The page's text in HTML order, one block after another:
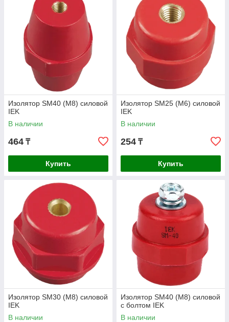
Изолятор SM40 (М8) силовой
IEK
В наличии
464 ₸
Купить
Изолятор SM25 (М6) силовой
IEK
В наличии
254 ₸
Купить
Изолятор SM30 (М8) силовой
IEK
В наличии
Изолятор SM40 (М8) силовой
с болтом IEK
В наличии